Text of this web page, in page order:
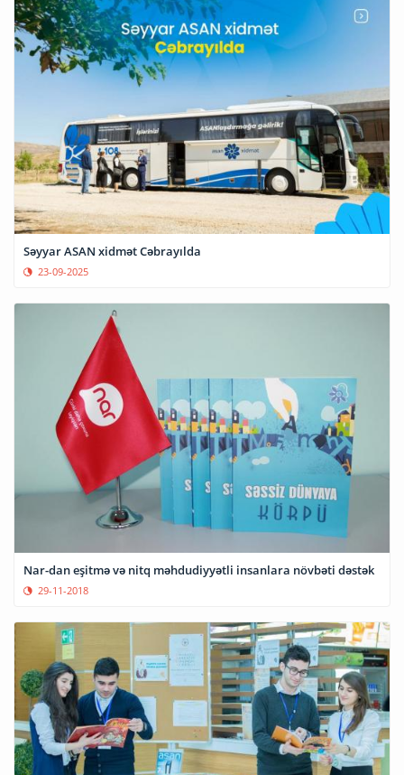
Səyyar ASAN xidmət Cəbrayılda
23-09-2025
Nar-dan eşitmə və nitq məhdudiyyətli insanlara növbəti dəstək
29-11-2018